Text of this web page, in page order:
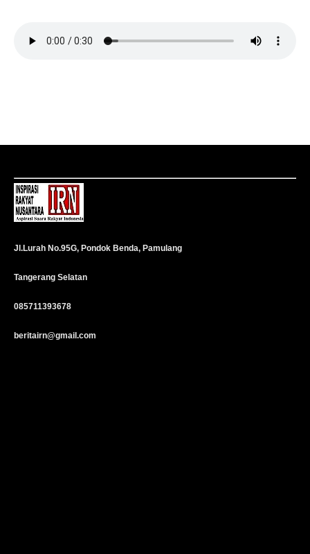
Jl.Lurah No.95G, Pondok Benda, Pamulang
Tangerang Selatan
085711393678
beritairn@gmail.com